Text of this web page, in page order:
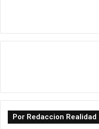
Por Redaccion Realidad